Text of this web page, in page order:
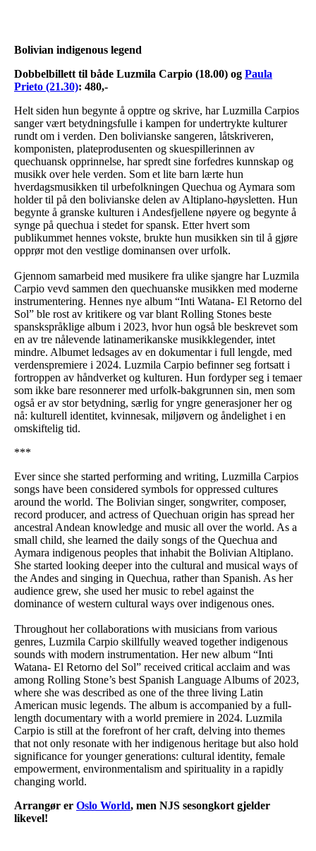
Bolivian indigenous legend
Dobbelbillett til både Luzmila Carpio (18.00) og Paula
Prieto (21.30): 480,-
Helt siden hun begynte å opptre og skrive, har Luzmilla Carpios
sanger vært betydningsfulle i kampen for undertrykte kulturer
rundt om i verden. Den bolivianske sangeren, låtskriveren,
komponisten, plateprodusenten og skuespillerinnen av
quechuansk opprinnelse, har spredt sine forfedres kunnskap og
musikk over hele verden. Som et lite barn lærte hun
hverdagsmusikken til urbefolkningen Quechua og Aymara som
holder til på den bolivianske delen av Altiplano-høysletten. Hun
begynte å granske kulturen i Andesfjellene nøyere og begynte å
synge på quechua i stedet for spansk. Etter hvert som
publikummet hennes vokste, brukte hun musikken sin til å gjøre
opprør mot den vestlige dominansen over urfolk.
Gjennom samarbeid med musikere fra ulike sjangre har Luzmila
Carpio vevd sammen den quechuanske musikken med moderne
instrumentering. Hennes nye album “Inti Watana- El Retorno del
Sol” ble rost av kritikere og var blant Rolling Stones beste
spanskspråklige album i 2023, hvor hun også ble beskrevet som
en av tre nålevende latinamerikanske musikklegender, intet
mindre. Albumet ledsages av en dokumentar i full lengde, med
verdenspremiere i 2024. Luzmila Carpio befinner seg fortsatt i
fortroppen av håndverket og kulturen. Hun fordyper seg i temaer
som ikke bare resonnerer med urfolk-bakgrunnen sin, men som
også er av stor betydning, særlig for yngre generasjoner her og
nå: kulturell identitet, kvinnesak, miljøvern og åndelighet i en
omskiftelig tid.
***
Ever since she started performing and writing, Luzmilla Carpios
songs have been considered symbols for oppressed cultures
around the world. The Bolivian singer, songwriter, composer,
record producer, and actress of Quechuan origin has spread her
ancestral Andean knowledge and music all over the world. As a
small child, she learned the daily songs of the Quechua and
Aymara indigenous peoples that inhabit the Bolivian Altiplano.
She started looking deeper into the cultural and musical ways of
the Andes and singing in Quechua, rather than Spanish. As her
audience grew, she used her music to rebel against the
dominance of western cultural ways over indigenous ones.
Throughout her collaborations with musicians from various
genres, Luzmila Carpio skillfully weaved together indigenous
sounds with modern instrumentation. Her new album “Inti
Watana- El Retorno del Sol” received critical acclaim and was
among Rolling Stone’s best Spanish Language Albums of 2023,
where she was described as one of the three living Latin
American music legends. The album is accompanied by a full-
length documentary with a world premiere in 2024. Luzmila
Carpio is still at the forefront of her craft, delving into themes
that not only resonate with her indigenous heritage but also hold
significance for younger generations: cultural identity, female
empowerment, environmentalism and spirituality in a rapidly
changing world.
Arrangør er Oslo World, men NJS sesongkort gjelder
likevel!